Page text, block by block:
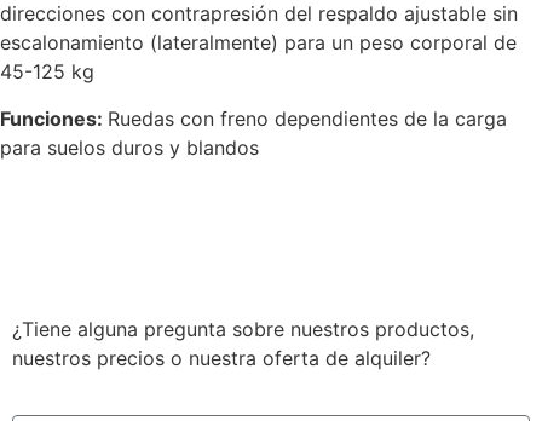
direcciones con contrapresión del respaldo ajustable sin
escalonamiento (lateralmente) para un peso corporal de
45-125 kg
Funciones: Ruedas con freno dependientes de la carga
para suelos duros y blandos
¿Tiene alguna pregunta sobre nuestros productos,
nuestros precios o nuestra oferta de alquiler?